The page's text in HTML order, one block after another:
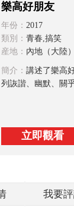
樂高好朋友
年份： 2017
類別： 青春,搞笑
産地： 內地（大陸）
簡介： 講述了樂高
列詼諧、幽默、關
立即觀看
我要